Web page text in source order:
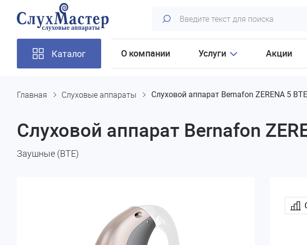
Каталог О компании Услуги Акции
Главная Слуховые аппараты Слуховой аппарат Bernafon ZERENA 5 BTE
Слуховой аппарат Bernafon
Заушные (BTE)